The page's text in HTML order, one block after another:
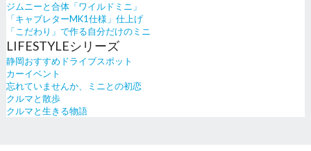
ジムニーと合体「ワイルドミニ」
「キャブレターMK1仕様」仕上げ
「こだわり」で作る自分だけのミニ
LIFESTYLEシリーズ
静岡おすすめドライブスポット
カーイベント
忘れていませんか、ミニとの初恋
クルマと散歩
クルマと生きる物語